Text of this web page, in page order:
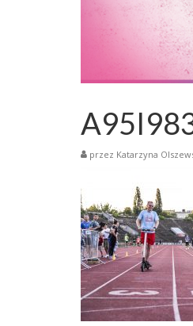
przez Katarzyna